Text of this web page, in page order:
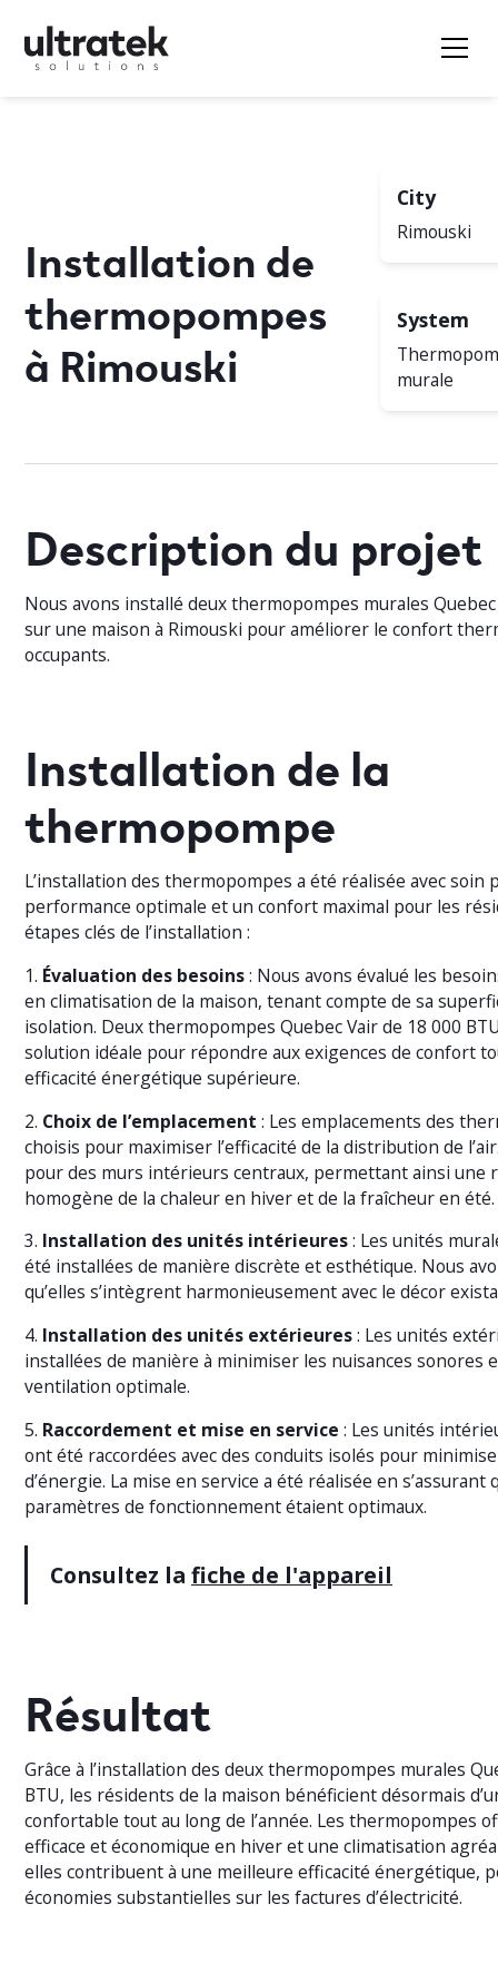
Installation de
thermopompes
à Rimouski
City
Rimouski
System
murale
Description du projet
Nous avons installé deux thermopompes murales
sur une maison à Rimouski pour améliorer le confort
occupants.
Installation de la
thermopompe
L’installation des thermopompes a été réalisée avec
performance optimale et un confort maximal pour les
étapes clés de l’installation :
1. Évaluation des besoins: Nous avons évalué les
en climatisation de la maison, tenant compte de sa
isolation. Deux thermopompes Quebec Vair de 18 000
solution idéale pour répondre aux exigences de confort
efficacité énergétique supérieure.
2. Choix de l’emplacement : Les emplacements des
choisis pour maximiser l’efficacité de la distribution de
pour des murs intérieurs centraux, permettant ainsi une
homogène de la chaleur en hiver et de la fraîcheur en été.
3. Installation des unités intérieures: Les unités
été installées de manière discrète et esthétique. Nous
qu’elles s’intègrent harmonieusement avec le décor
4. Installation des unités extérieures: Les unités
installées de manière à minimiser les nuisances sonores
ventilation optimale.
5. Raccordement et mise en service : Les unités
ont été raccordées avec des conduits isolés pour
d’énergie. La mise en service a été réalisée en s’assurant
paramètres de fonctionnement étaient optimaux.
Consultez la fiche de l'appareil
Résultat
Grâce à l’installation des deux thermopompes murales
BTU, les résidents de la maison bénéficient désormais
confortable tout au long de l’année. Les thermopompes
efficace et économique en hiver et une climatisation
elles contribuent à une meilleure efficacité énergétique,
économies substantielles sur les factures d’électricité.